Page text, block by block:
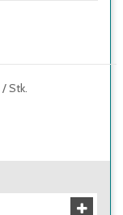
/Stk.